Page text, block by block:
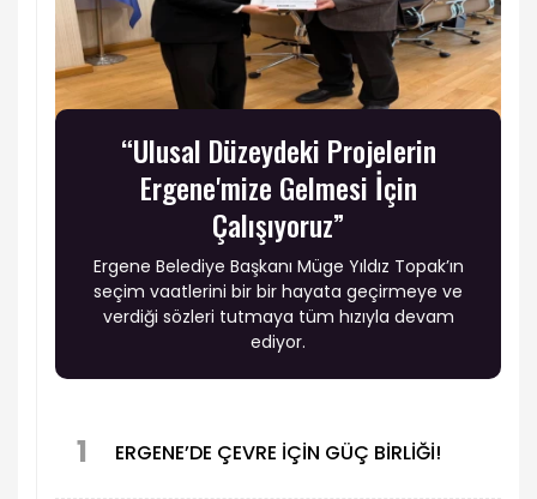
“Ulusal Düzeydeki Projelerin
Ergene'mize Gelmesi İçin
Çalışıyoruz”
Ergene Belediye Başkanı Müge Yıldız Topak’ın
seçim vaatlerini bir bir hayata geçirmeye ve
verdiği sözleri tutmaya tüm hızıyla devam
ediyor.
1 ERGENE’DE ÇEVRE İÇİN GÜÇ BİRLİĞİ!